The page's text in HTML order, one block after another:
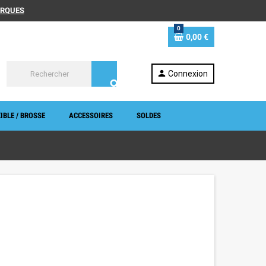
0
0,00 €
search
person Connexion
/ BROSSE ACCESSOIRES SOLDES